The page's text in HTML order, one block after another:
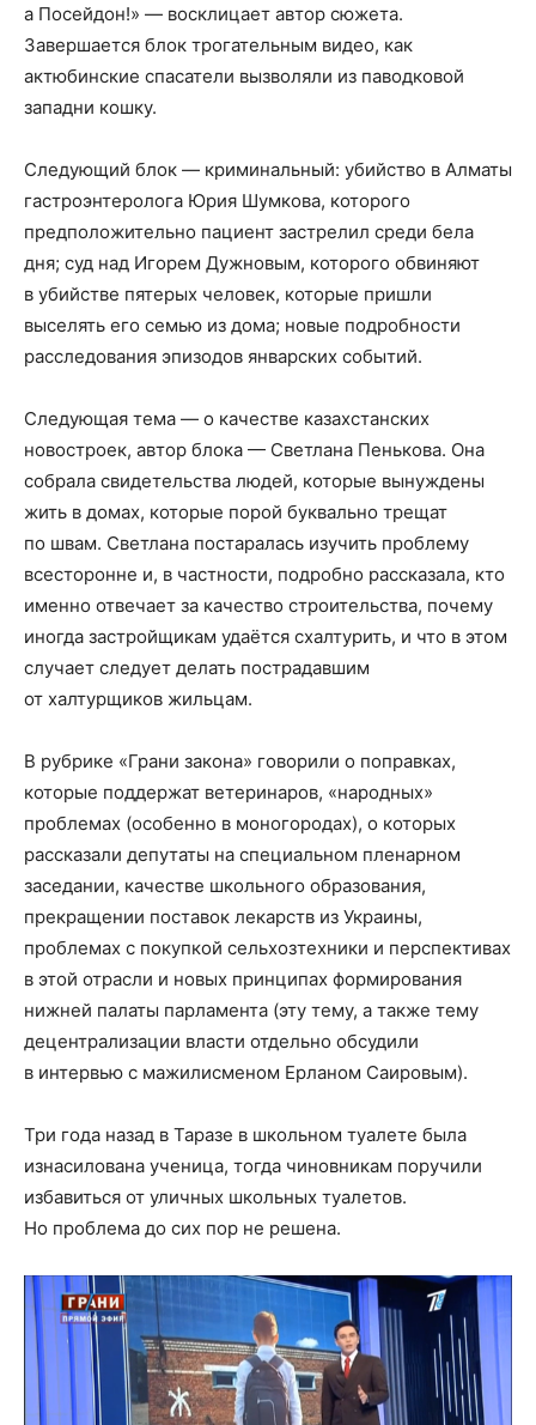
а Посейдон!» — восклицает автор сюжета.
Завершается блок трогательным видео, как
актюбинские спасатели вызволяли из паводковой
западни кошку.
Следующий блок — криминальный: убийство в Алматы
гастроэнтеролога Юрия Шумкова, которого
предположительно пациент застрелил среди бела
дня; суд над Игорем Дужновым, которого обвиняют
в убийстве пятерых человек, которые пришли
выселять его семью из дома; новые подробности
расследования эпизодов январских событий.
Следующая тема — о качестве казахстанских
новостроек, автор блока — Светлана Пенькова. Она
собрала свидетельства людей, которые вынуждены
жить в домах, которые порой буквально трещат
по швам. Светлана постаралась изучить проблему
всесторонне и, в частности, подробно рассказала, кто
именно отвечает за качество строительства, почему
иногда застройщикам удаётся схалтурить, и что в этом
случает следует делать пострадавшим
от халтурщиков жильцам.
В рубрике «Грани закона» говорили о поправках,
которые поддержат ветеринаров, «народных»
проблемах (особенно в моногородах), о которых
рассказали депутаты на специальном пленарном
заседании, качестве школьного образования,
прекращении поставок лекарств из Украины,
проблемах с покупкой сельхозтехники и перспективах
в этой отрасли и новых принципах формирования
нижней палаты парламента (эту тему, а также тему
децентрализации власти отдельно обсудили
в интервью с мажилисменом Ерланом Саировым).
Три года назад в Таразе в школьном туалете была
изнасилована ученица, тогда чиновникам поручили
избавиться от уличных школьных туалетов.
Но проблема до сих пор не решена.